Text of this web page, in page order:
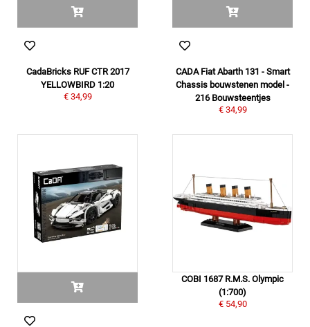
CadaBricks RUF CTR 2017
YELLOWBIRD 1:20
€ 34,99
CADA Fiat Abarth 131 - Smart
Chassis bouwstenen model -
216 Bouwsteentjes
€ 34,99
COBI 1687 R.M.S. Olympic
(1:700)
€ 54,90